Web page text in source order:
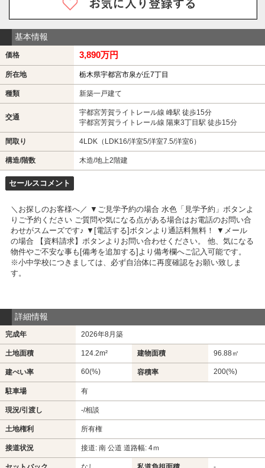
基本情報
価格 3,890万円
所在地 栃木県宇都宮市泉が丘7丁目
種類 新築一戸建て
交通
宇都宮芳賀ライトレール線 峰駅 徒歩15分
宇都宮芳賀ライトレール線 陽東3丁目駅 徒歩15分
間取り 4LDK（LDK16/洋室5/洋室7.5/洋室6）
構造/階数 木造/地上2階建
セールスコメント
＼お探しのお客様へ／ ▼ご見学予約の場合 水色「見学予約」ボタンよ
りご予約ください ご質問や気になる点がある場合はお電話のお問い合
わせがスムーズです♪ ▼[電話する]ボタンより通話料無料！ ▼メール
の場合 【資料請求】ボタンよりお問い合わせください。 他、気になる
物件やご不安な事も[備考を追加する]より備考欄へご記入可能です。
※小中学校につきましては、必ず自治体に再度確認をお願い致しま
す。
詳細情報
完成年 2026年8月築
土地面積 124.2m² 建物面積 96.88㎡
建ぺい率 60(%) 容積率 200(%)
駐車場 有
現況/引渡し -/相談
土地権利 所有権
接道状況 接道: 南 公道 道路幅: 4ｍ